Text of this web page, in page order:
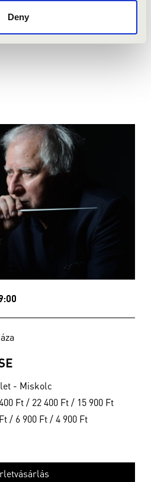
Deny
- Miskolc
Ft / 22 400 Ft / 15 900 Ft
/ 6 900 Ft / 4 900 Ft